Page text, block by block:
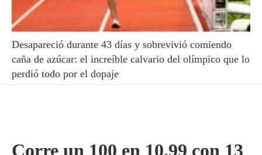
Desapareció durante 43 días y sobrevivió comiendo
caña de azúcar: el increíble calvario del olímpico que lo
perdió todo por el dopaje